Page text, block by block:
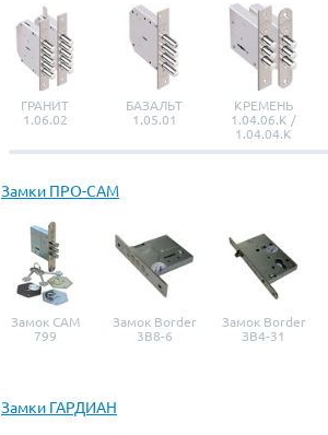
ГРАНИТ
1.06.02
БАЗАЛЬТ
1.05.01
КРЕМЕНЬ
1.04.06.К /
1.04.04.К
Замки ПРО-САМ
Замок САМ
799
Замок Border
3B8-6
Замок Border
ЗВ4-31
Замки ГАРДИАН